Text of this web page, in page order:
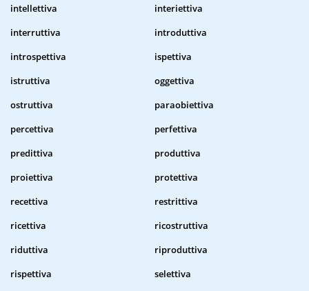
intellettiva
interiettiva
interruttiva
introduttiva
introspettiva
ispettiva
istruttiva
oggettiva
ostruttiva
paraobiettiva
percettiva
perfettiva
predittiva
produttiva
proiettiva
protettiva
recettiva
restrittiva
ricettiva
ricostruttiva
riduttiva
riproduttiva
rispettiva
selettiva